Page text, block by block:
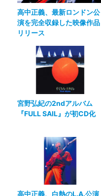
高中正義、最新ロンドン公
演を完全収録した映像作品
リリース
宮野弘紀の2ndアルバム
『FULL SAIL』が初CD化
高中正義、白熱のL.A.公演